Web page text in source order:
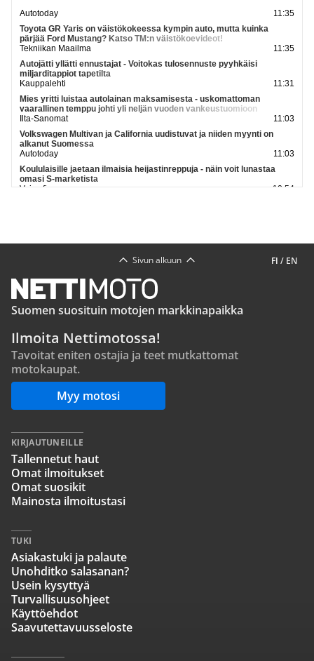
Autotoday
11:35
Toyota GR Yaris on väistökokeessa kympin auto, mutta kuinka
pärjää Ford Mustang? Katso TM:n väistökoevideot!
Tekniikan Maailma
11:35
Autojätti yllätti ennustajat - Voitokas tulosennuste pyyhkäisi
miljarditappiot tapetilta
Kauppalehti
11:31
Mies yritti luistaa autolainan maksamisesta - uskomattoman
vaarallinen temppu johti yli neljän vuoden vankeustuomioon
Ilta-Sanomat
11:03
Volkswagen Multivan ja California uudistuvat ja niiden myynti on
alkanut Suomessa
Autotoday
11:03
Koululaisille jaetaan ilmaisia heijastinreppuja - näin voit lunastaa
omasi S-marketista
Voice.fi
10:54
FI / EN
Sivun alkuun
Suomen suosituin motojen markkinapaikka
Ilmoita Nettimotossa!
Tavoitat eniten ostajia ja teet mutkattomat
motokaupat.
Myy motosi
KIRJAUTUNEILLE
Tallennetut haut
Omat ilmoitukset
Omat suosikit
Mainosta ilmoitustasi
TUKI
Asiakastuki ja palaute
Unohditko salasanan?
Usein kysyttyä
Turvallisuusohjeet
Käyttöehdot
Saavutettavuusseloste